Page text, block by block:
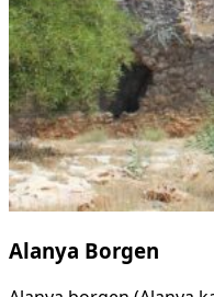
Alanya Borgen